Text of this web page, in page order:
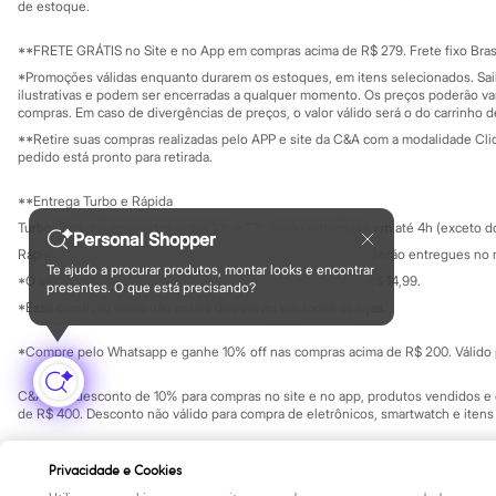
Yessica
Acessórios
Blusas
Calçados
Leggings
Shorts e Bermudas
Tops
Moda íntima
Cintas e Modeladores
Meias
Pijamas
Sutiãs e Tops
Moda praia
Maiôs
Saídas de praia
Personagens
Plus size
Blusas e Camisetas
Calças
Casacos e Jaquetas
Jeans
Personal Shopper
Te ajudo a procurar produtos, montar looks e encontrar
presentes. O que está precisando?
Investidores
Privacidade
Configuração de cookies
Minha privacidade
Educação
Formas de pagamento
de estoque.
**FRETE GRÁTIS no Site e no App em compras acima de R$ 279. Frete fixo
*Promoções válidas enquanto durarem os estoques, em itens selecionados.
ilustrativas e podem ser encerradas a qualquer momento. Os preços poderão
compras. Em caso de divergências de preços, o valor válido será o do carrinho
**Retire suas compras realizadas pelo APP e site da C&A com a modalidade
pedido está pronto para retirada.
**Entrega Turbo e Rápida
Turbo: Pedidos aprovados entre 10h e 17h, serão entregues em até 4h (exceto
Rápida: Pedidos com os pagamentos aprovados até as 10h, serão entregues
*O valor do frete para o turbo é R$ 24,99 e para a rápida é R$ 14,99.
*Essa condição ainda não estará disponível em todas as lojas.
*Compre pelo Whatsapp e ganhe 10% off nas compras acima de R$ 200.
C&A Pay: desconto de 10% para compras no site e no app, produtos vendidos
de R$ 400. Desconto não válido para compra de eletrônicos, smartwatch e
SP Cep: 06455-000 CNPJ 45.242.914/0001-05
Privacidade e Cookies